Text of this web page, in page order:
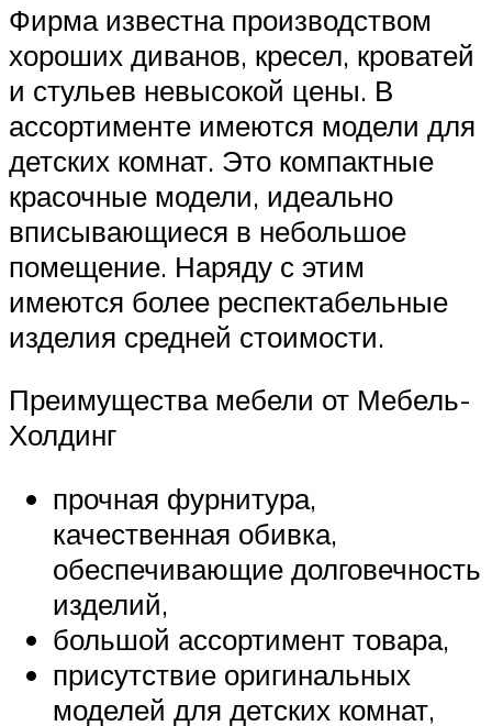
Фирма известна производством
хороших диванов, кресел, кроватей
и стульев невысокой цены. В
ассортименте имеются модели для
детских комнат. Это компактные
красочные модели, идеально
вписывающиеся в небольшое
помещение. Наряду с этим
имеются более респектабельные
изделия средней стоимости.
Преимущества мебели от Мебель-
Холдинг
прочная фурнитура,
качественная обивка,
обеспечивающие долговечность
изделий,
большой ассортимент товара,
присутствие оригинальных
моделей для детских комнат,